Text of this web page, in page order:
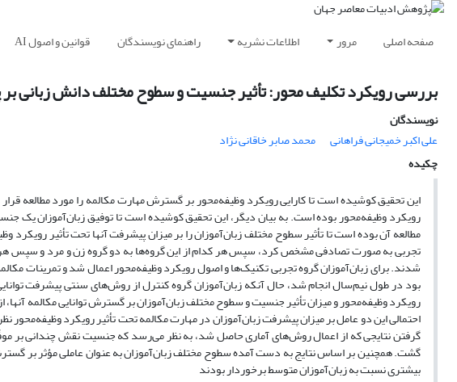
صفحه اصلی مرور اطلاعات نشریه راهنمای نویسندگان قوانین و اصول AI
بررسی رویکرد تکلیف محور: تأثیر جنسیت و سطوح مختلف دانش زبانی
نویسندگان
علی اکبر خمیجانی فراهانی
محمد صابر خاقانی نژاد
چکیده
این تحقیق کوشیده است تا کارایی رویکرد وظیفه‌محور بر گسترش مهارت مکالمه را مورد مطالعه
رویکرد وظیفه‌محور بوده است. به بیان دیگر، این تحقیق کوشیده است تا توفیق زبان‌آموزان یک
مطالعه آن بوده است تا تأثیر سطوح مختلف زبان‌آموزان را بر میزان پیشرفت آنها تحت تأثیر
تجربی به صورت تصادفی مشخص کرد، سپس هر کدام از این گروه‌ها به دو گروه زن و مرد و سپس هر
شدند. برای زبان‌آموزان گروه تجربی تکنیک‌ها و اصول رویکرد وظیفه‌محور اعمال شد و تمرینات
بود در طول نیم‌سال انجام شد، حال آنکه زبان‌آموزان گروه کنترل از روش‌های سنتی پیشرفت
گرفتن نتایجی که از اعمال روش‌های آماری حاصل شد، به نظر می‌رسد که جنسیت نقش چندانی بر
گشت. همچنین بر اساس نتایج به دست آمده سطوح مختلف زبان‌آموزان به عنوان عاملی مؤثر بر
بیشتری نسبت به زبان‌آموزان متوسط برخوردار بودند